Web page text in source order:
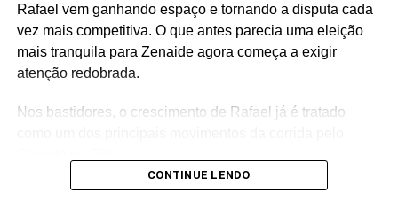
Rafael vem ganhando espaço e tornando a disputa cada
vez mais competitiva. O que antes parecia uma eleição
mais tranquila para Zenaide agora começa a exigir
atenção redobrada.
Nos bastidores, o crescimento de Rafael já é tratado
CONTINUE LENDO